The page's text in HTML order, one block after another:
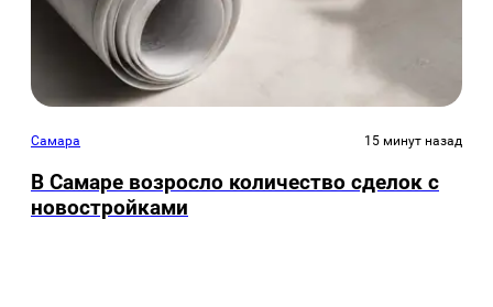
Самара 15 минут назад
В Самаре возросло количество сделок с
новостройками